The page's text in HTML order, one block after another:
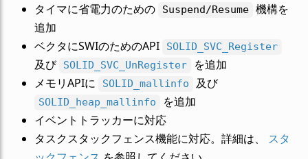
タイマに省電力のための
Suspend/Resume 機構を
追加
ベクタにSWIのためのAPI
SOLID_SVC_Register
及び SOLID_SVC_UnRegister
を追加
メモリAPIに
SOLID_mallinfo 及び
SOLID_heap_mallinfo
を追加
イベントトラッカーに対応
タスクスタックフェンス機能に対応。詳細は、 スタ